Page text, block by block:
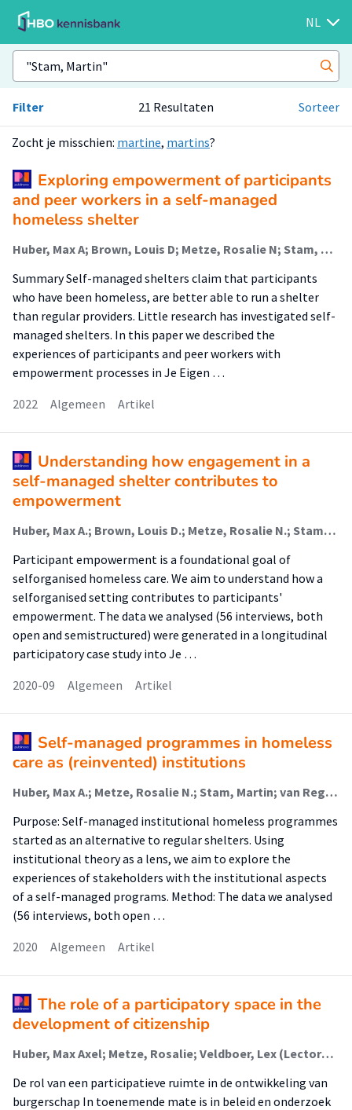
NL
Filter 21 Resultaten Sorteer
Zocht je misschien: martine, martins?
Exploring empowerment of participants
and peer workers in a self-managed
homeless shelter
Huber, Max A; Brown, Louis D; Metze, Rosalie N; Stam, Martin; van Regenmortel, Tine; Abma, Tineke N
Summary Self-managed shelters claim that participants
who have been homeless, are better able to run a shelter
than regular providers. Little research has investigated self-
managed shelters. In this paper we described the
experiences of participants and peer workers with
empowerment processes in Je Eigen …
2022
Algemeen Artikel
Understanding how engagement in a
self-managed shelter contributes to
empowerment
Huber, Max A.; Brown, Louis D.; Metze, Rosalie N.; Stam, Martin; Abma, Tineke A; van Regenmortel, Tine; Abma, Tineke N.
Participant empowerment is a foundational goal of
selforganised homeless care. We aim to understand how a
selforganised setting contributes to participants'
empowerment. The data we analysed (56 interviews, both
open and semistructured) were generated in a longitudinal
participatory case study into Je …
2020-09
Algemeen Artikel
Self-managed programmes in homeless
care as (reinvented) institutions
Huber, Max A.; Metze, Rosalie N.; Stam, Martin; van Regenmortel, Tine; Abma, Tineke
Purpose: Self-managed institutional homeless programmes
started as an alternative to regular shelters. Using
institutional theory as a lens, we aim to explore the
experiences of stakeholders with the institutional aspects
of a self-managed programs. Method: The data we analysed
(56 interviews, both open …
2020
Algemeen Artikel
The role of a participatory space in the
development of citizenship
Huber, Max Axel; Metze, Rosalie; Veldboer, Lex (Lectoraat Stedelijk Sociaal Werk); Stam, Martin; van Regenmortel, Tine; Abma, Tineke
De rol van een participatieve ruimte in de ontwikkeling van
burgerschap In toenemende mate is in beleid en onderzoek